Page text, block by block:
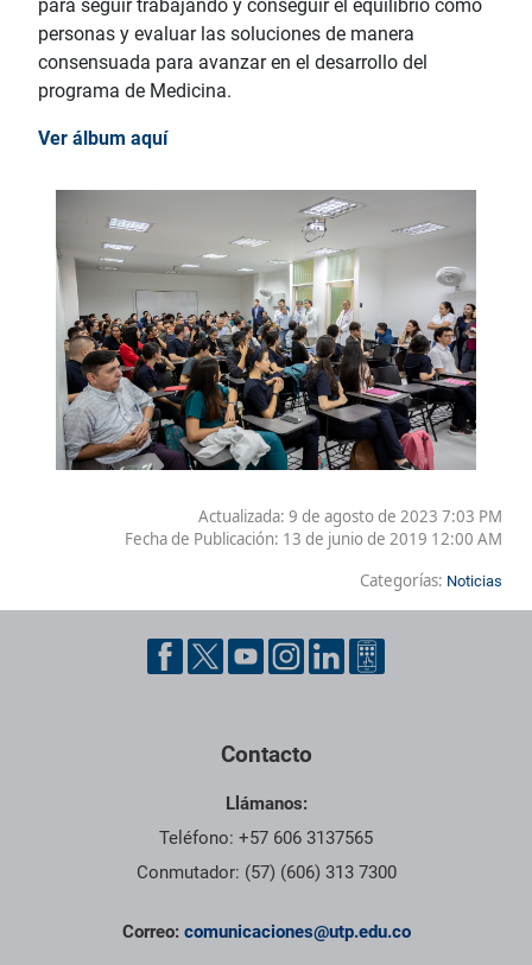
para seguir trabajando y conseguir el equilibrio como
personas y evaluar las soluciones de manera
consensuada para avanzar en el desarrollo del
programa de Medicina.
Ver álbum aquí
Actualizada: 9 de agosto de 2023 7:03 PM
Fecha de Publicación: 13 de junio de 2019 12:00 AM
Categorías: Noticias
Contacto
Llámanos:
Teléfono: +57 606 3137565
Conmutador: (57) (606) 313 7300
Correo: comunicaciones@utp.edu.co